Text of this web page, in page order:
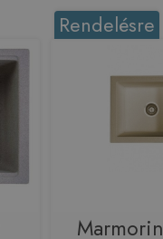
Rendelésre